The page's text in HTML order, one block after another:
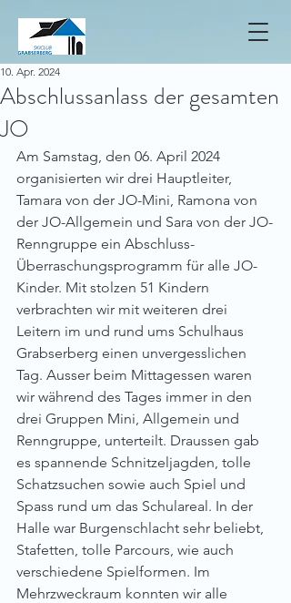
Abschlussanlass der gesamten
JO
10. Apr. 2024
Am Samstag, den 06. April 2024
organisierten wir drei Hauptleiter,
Tamara von der JO-Mini, Ramona von
der JO-Allgemein und Sara von der JO-
Renngruppe ein Abschluss-
Überraschungsprogramm für alle JO-
Kinder. Mit stolzen 51 Kindern
verbrachten wir mit weiteren drei
Leitern im und rund ums Schulhaus
Grabserberg einen unvergesslichen
Tag. Ausser beim Mittagessen waren
wir während des Tages immer in den
drei Gruppen Mini, Allgemein und
Renngruppe, unterteilt. Draussen gab
es spannende Schnitzeljagden, tolle
Schatzsuchen sowie auch Spiel und
Spass rund um das Schulareal. In der
Halle war Burgenschlacht sehr beliebt,
Stafetten, tolle Parcours, wie auch
verschiedene Spielformen. Im
Mehrzweckraum konnten wir alle